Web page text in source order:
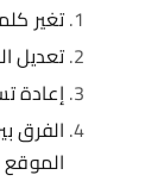
تغير
تعديل
إعادة
الفرق
الموقع